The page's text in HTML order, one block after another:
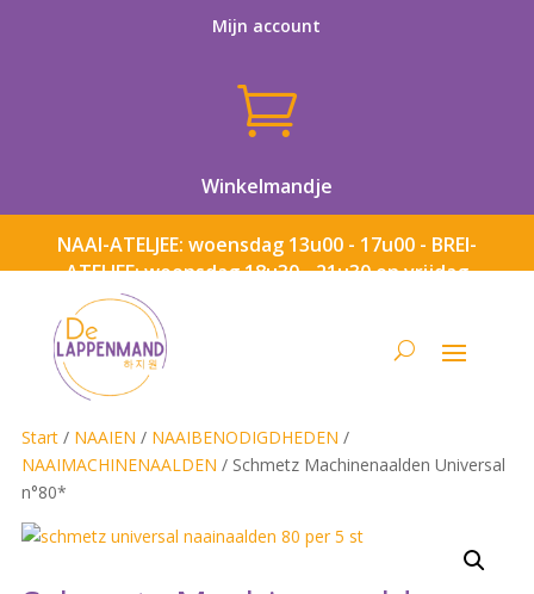
Mijn account

Winkelmandje
NAAI-ATELJEE: woensdag 13u00 - 17u00 - BREI-
ATELJEE: woensdag 18u30 - 21u30 en vrijdag
Start/ NAAIEN / NAAIBENODIGDHEDEN /
NAAIMACHINENAALDEN / Schmetz Machinenaalden Universal
n°80*